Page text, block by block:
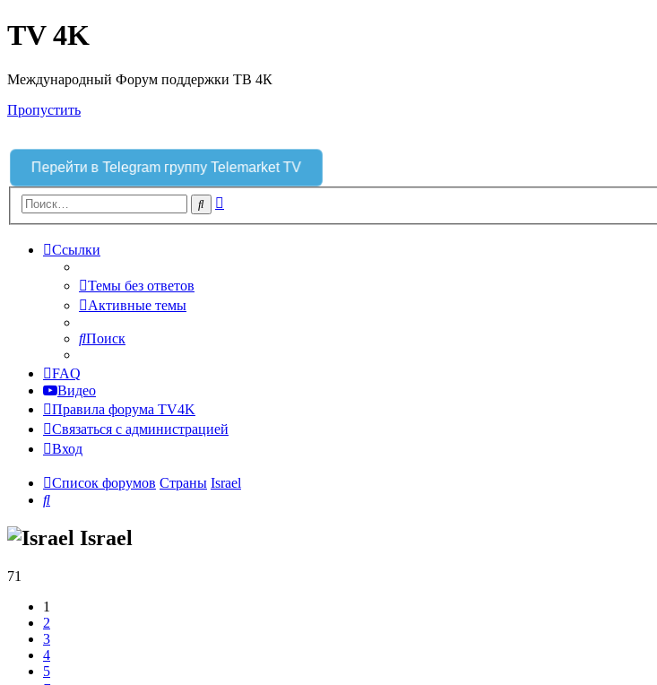
TV 4K
Международный Форум поддержки ТВ 4К
Пропустить
Перейти в Telegram группу Telemarket TV
Поиск
Ссылки
Темы без ответов
Активные темы
Поиск
FAQ
Видео
Правила форума TV4K
Связаться с администрацией
Вход
Список форумов Страны Israel
Поиск
Israel
71
1
2
3
4
5